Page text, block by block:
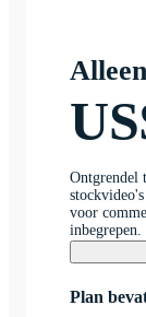
Ontgrendel
voor
inbegrepen.
Plan